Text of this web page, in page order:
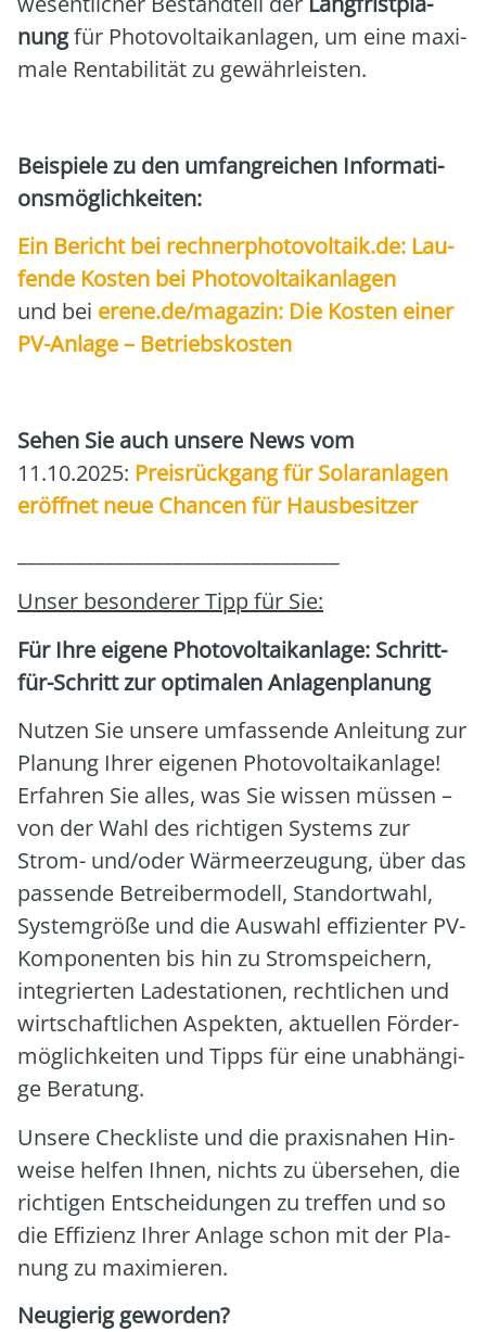
nungfür Pho­to­vol­ta­ik­an­la­gen, um eine maxi­
ma­le Ren­ta­bi­li­tät zu gewähr­leis­ten.
Bei­spie­le zu den umfang­rei­chen Infor­ma­ti­
ons­mög­lich­kei­ten:
Ein Bericht bei rechnerphotovoltaik.de: Lau­
fen­de Kos­ten bei Pho­to­vol­ta­ik­an­la­gen
und bei erene.de/magazin: Die Kos­ten einer
PV-Anla­ge – Betriebs­kos­ten
Sehen Sie auch unse­re News vom
11.10.2025: Preis­rück­gang für Solar­an­la­gen
eröff­net neue Chan­cen für Haus­be­sit­zer
Unser beson­de­rer Tipp für Sie:
Für Ihre eige­ne Pho­to­vol­ta­ik­an­la­ge: Schritt-
für-Schritt zur opti­ma­len Anla­gen­pla­nung
Nut­zen Sie unse­re umfas­sen­de Anlei­tung zur
Pla­nung Ihrer eige­nen Pho­to­vol­ta­ik­an­la­ge!
Erfah­ren Sie alles, was Sie wis­sen müs­sen –
von der Wahl des rich­ti­gen Sys­tems zur
Strom- und/oder Wär­me­er­zeu­gung, über das
pas­sen­de Betrei­ber­mo­dell, Stand­ort­wahl,
Sys­tem­grö­ße und die Aus­wahl effi­zi­en­ter PV-
Kom­po­nen­ten bis hin zu Strom­spei­chern,
inte­grier­ten Lade­sta­tio­nen, recht­li­chen und
wirt­schaft­li­chen Aspek­ten, aktu­el­len För­der­
mög­lich­kei­ten und Tipps für eine unab­hän­gi­
ge Bera­tung.
Unse­re Check­lis­te und die pra­xis­na­hen Hin­
wei­se hel­fen Ihnen, nichts zu über­se­hen, die
rich­ti­gen Ent­schei­dun­gen zu tref­fen und so
die Effi­zi­enz Ihrer Anla­ge schon mit der Pla­
nung zu maxi­mie­ren.
Neu­gie­rig gewor­den?